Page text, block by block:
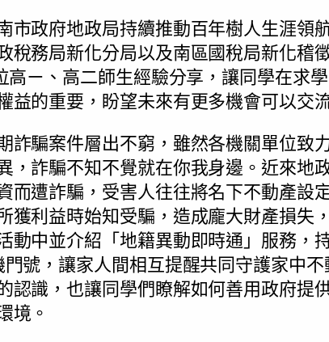
市政府地政局持續推動百年樹人生涯領
稅務局新化分局以及南區國稅局新化稽
ㄧ、高二師生經驗分享，讓同學在求
益的重要，盼望未來有更多機會可以交
詐騙案件層出不窮，雖然各機關單位致
，詐騙不知不覺就在你我身邊。近來地
而遭詐騙，受害人往往將名下不動產設
獲利益時始知受騙，造成龐大財產損失
動中並介紹「地籍異動即時通」服務，
號，讓家人間相互提醒共同守護家中
認識，也讓同學們瞭解如何善用政府提
境。